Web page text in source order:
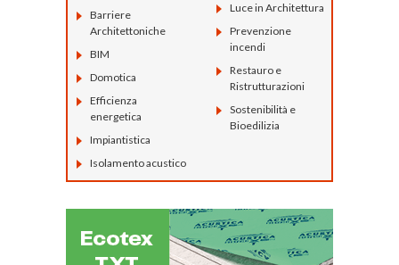
Barriere
Architettoniche
BIM
Domotica
Efficienza
energetica
Impiantistica
Isolamento acustico
Luce in Architettura
Prevenzione
incendi
Restauro e
Ristrutturazioni
Sostenibilità e
Bioedilizia